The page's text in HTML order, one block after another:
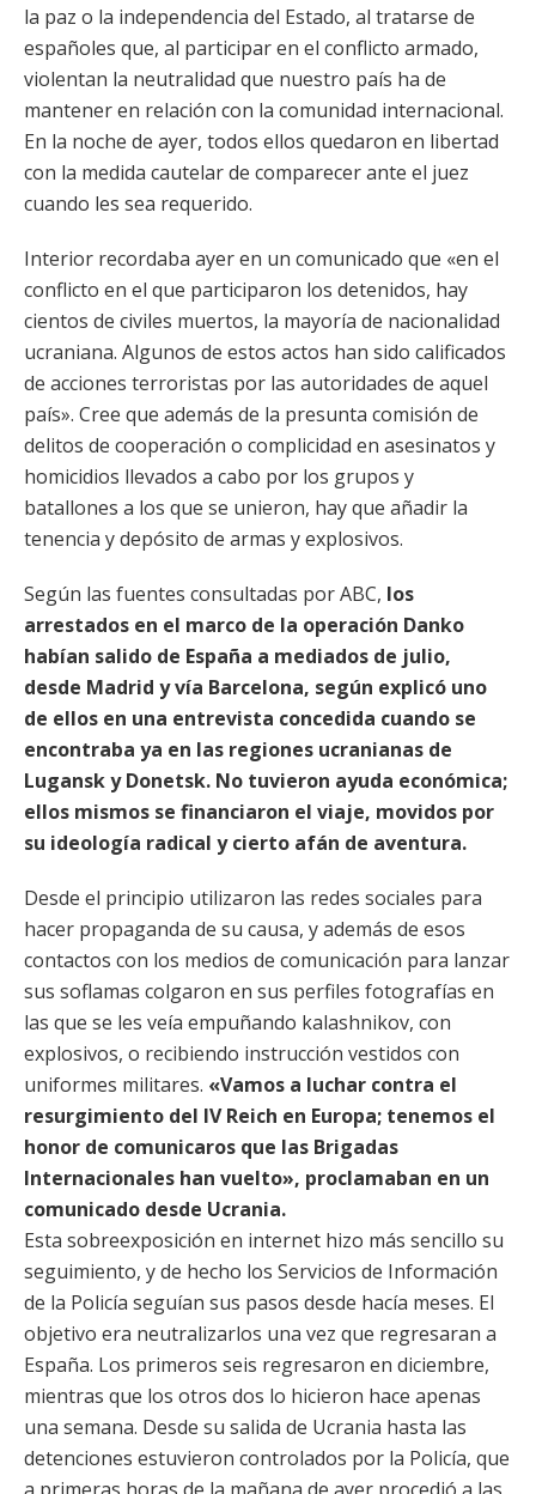
la paz o la independencia del Estado, al tratarse de
españoles que, al participar en el conflicto armado,
violentan la neutralidad que nuestro país ha de
mantener en relación con la comunidad internacional.
En la noche de ayer, todos ellos quedaron en libertad
con la medida cautelar de comparecer ante el juez
cuando les sea requerido.
Interior recordaba ayer en un comunicado que «en el
conflicto en el que participaron los detenidos, hay
cientos de civiles muertos, la mayoría de nacionalidad
ucraniana. Algunos de estos actos han sido calificados
de acciones terroristas por las autoridades de aquel
país». Cree que además de la presunta comisión de
delitos de cooperación o complicidad en asesinatos y
homicidios llevados a cabo por los grupos y
batallones a los que se unieron, hay que añadir la
tenencia y depósito de armas y explosivos.
Según las fuentes consultadas por ABC, los
arrestados en el marco de la operación Danko
habían salido de España a mediados de julio,
desde Madrid y vía Barcelona, según explicó uno
de ellos en una entrevista concedida cuando se
encontraba ya en las regiones ucranianas de
Lugansk y Donetsk. No tuvieron ayuda económica;
ellos mismos se financiaron el viaje, movidos por
su ideología radical y cierto afán de aventura.
Desde el principio utilizaron las redes sociales para
hacer propaganda de su causa, y además de esos
contactos con los medios de comunicación para lanzar
sus soflamas colgaron en sus perfiles fotografías en
las que se les veía empuñando kalashnikov, con
explosivos, o recibiendo instrucción vestidos con
uniformes militares. «Vamos a luchar contra el
resurgimiento del IV Reich en Europa; tenemos el
honor de comunicaros que las Brigadas
Internacionales han vuelto», proclamaban en un
comunicado desde Ucrania.
Esta sobreexposición en internet hizo más sencillo su
seguimiento, y de hecho los Servicios de Información
de la Policía seguían sus pasos desde hacía meses. El
objetivo era neutralizarlos una vez que regresaran a
España. Los primeros seis regresaron en diciembre,
mientras que los otros dos lo hicieron hace apenas
una semana. Desde su salida de Ucrania hasta las
detenciones estuvieron controlados por la Policía, que